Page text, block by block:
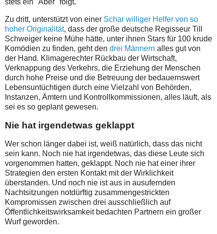
stets ein "Aber" folgt.
Zu dritt, unterstützt von einer Schar williger Helfer von so
hoher Originalität, dass der große deutsche Regisseur Till
Schweiger keine Mühe hätte, unter ihnen Stars für 100 krude
Komödien zu finden, geht den drei Männern alles gut von
der Hand. Klimagerechter Rückbau der Wirtschaft,
Verknappung des Verkehrs, die Erziehung der Menschen
durch hohe Preise und die Betreuung der bedauernswert
Lebensuntüchtigen durch eine Vielzahl von Behörden,
Instanzen, Ämtern und Kontrollkommissionen, alles läuft, als
sei es so geplant gewesen.
Nie hat irgendetwas geklappt
Wer schon länger dabei ist, weiß natürlich, dass das nicht
sein kann. Noch nie hat irgendetwas, das diese Leute sich
vorgenommen hatten, geklappt. Noch nie hat einer ihrer
Strategien den ersten Kontakt mit der Wirklichkeit
überstanden. Und noch nie ist aus in ausufernden
Nachtsitzungen notdürftig zusammengestrickten
Kompromissen zwischen drei ausschließlich auf
Öffentlichkeitswirksamkeit bedachten Partnern ein großer
Wurf geworden.